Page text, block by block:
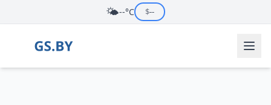
🌤️--°C $--